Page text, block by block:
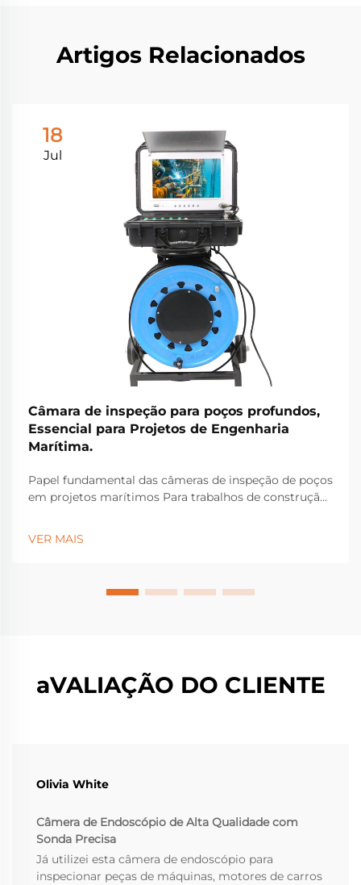
Artigos Relacionados
18
Jul
Câmara de inspeção para poços profundos,
Essencial para Projetos de Engenharia
Marítima.
Papel fundamental das câmeras de inspeção de poços
em projetos marítimos Para trabalhos de construção
problemas estruturais ocultos sob a superfície que
VER MAIS
aVALIAÇÃO DO CLIENTE
Olivia White
Câmera de Endoscópio de Alta Qualidade com
Sonda Precisa
Já utilizei esta câmera de endoscópio para
inspecionar peças de máquinas, motores de carros